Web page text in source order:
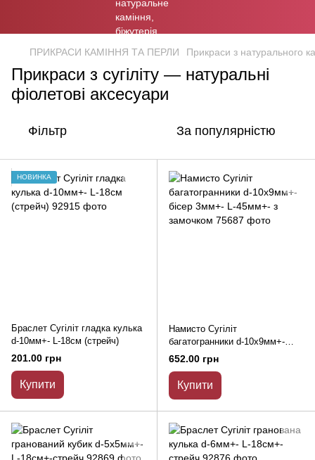
ПРИКРАСИ КАМІННЯ ТА ПЕРЛИ Прикраси з натурального
Прикраси з сугіліту — натуральні
фіолетові аксесуари
Фільтр За популярністю
НОВИНКА
Браслет Сугіліт гладка кулька
d-10мм+- L-18см (стрейч)
201.00 грн
Купити
Намисто Сугіліт
багатогранники d-10х9мм+-
бісер 3мм+- L-45мм+- з
замочком
652.00 грн
Купити